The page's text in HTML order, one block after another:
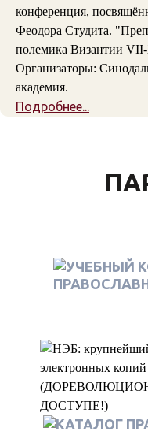
конференция,
Феодора Студита.
полемика Византии
Организаторы:
академия.
Подробнее...